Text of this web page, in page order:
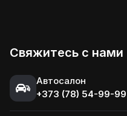
Свяжитесь с нами
Автосалон
+373 (78) 54-99-99